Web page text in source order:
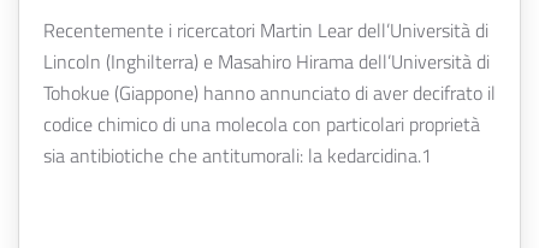
Recentemente i ricercatori Martin Lear dell’Università di
Lincoln (Inghilterra) e Masahiro Hirama dell’Università di
Tohokue (Giappone) hanno annunciato di aver decifrato il
codice chimico di una molecola con particolari proprietà
sia antibiotiche che antitumorali: la kedarcidina.1